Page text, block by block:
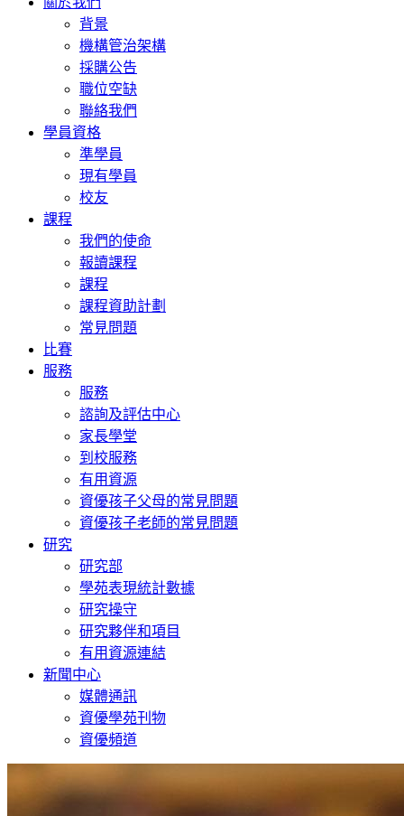
背景
機構管治架構
採購公告
職位空缺
聯絡我們
學員資格
準學員
現有學員
校友
課程
我們的使命
報讀課程
課程
課程資助計劃
常見問題
比賽
服務
服務
諮詢及評估中心
家長學堂
到校服務
有用資源
資優孩子父母的常見問題
資優孩子老師的常見問題
研究
研究部
學苑表現統計數據
研究操守
研究夥伴和項目
有用資源連結
新聞中心
媒體通訊
資優學苑刊物
資優頻道